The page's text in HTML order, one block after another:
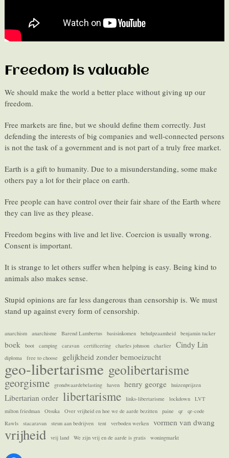
Freedom is valuable
We should make the world a better place without giving up our
freedom.
Free markets are fine, but we should define them correctly. Just
defending the interests of big companies and well-connected persons
is not the task of a government and is not part of a truly free market.
Earth is a gift to humanity. Due to a misunderstanding, some make
others pay a lot for their place on earth.
Free people can have control over their fair share of the Earth where
they can live as they please.
Freedom begins with live and let live. Coercion is usually wrong.
Consent is important.
It is strange to let others suffer when helping is easy. Being kind to
animals also makes sense.
Stupid opinions are far less dangerous than censorship is. We must
stand up against every form of censorship.
anarchism anarchisme Barend Lambertus basisinkomen behulpzaamheid benjamin tucker
boek boot camping caravan certificering charles johnson charlier Cindy Lin
diploma free to choose gelijkheid zonder bemoeizucht
geo-libertarisme geolibertarisme
georgisme grondwaardebelasting haven henry george huizenprijzen
Libertarian order libertarisme links-libertarisme lockdown
LVT
milton friedman
Otsuka Over vrijheid en hoe we de aarde bezitten paine qr
qr-code
Rawls
stacaravan steun aan bedrijven tent verboden werken vormen van dwang
vrijheid vrij land We zijn vrij en de aarde is gratis woningmarkt